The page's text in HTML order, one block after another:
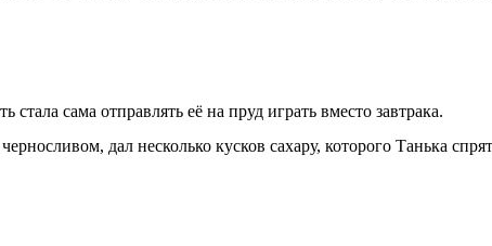
сама отправлять её на пруд играть вместо завтрака.
дал несколько кусков сахару, которого Танька